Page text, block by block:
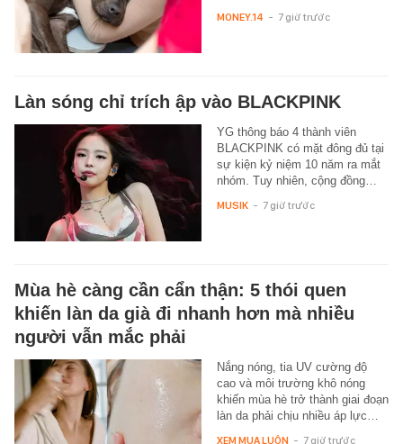
MONEY.14 - 7 giờ trước
Làn sóng chỉ trích ập vào BLACKPINK
YG thông báo 4 thành viên
BLACKPINK có mặt đông đủ tại
sự kiện kỷ niệm 10 năm ra mắt
nhóm. Tuy nhiên, cộng đồng…
MUSIK - 7 giờ trước
Mùa hè càng cần cẩn thận: 5 thói quen
khiến làn da già đi nhanh hơn mà nhiều
người vẫn mắc phải
Nắng nóng, tia UV cường độ
cao và môi trường khô nóng
khiến mùa hè trở thành giai đoạn
làn da phải chịu nhiều áp lực…
XEM MUA LUÔN - 7 giờ trước